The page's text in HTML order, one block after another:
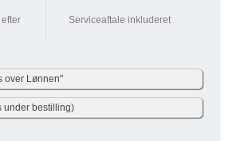
fri mobil) 249 kr
Serviceaftale inkluderet
over Lønnen"
har allerede lavet beregningerne for dig i
måned – det er baseret på nettoskat + evt.
bestilling)